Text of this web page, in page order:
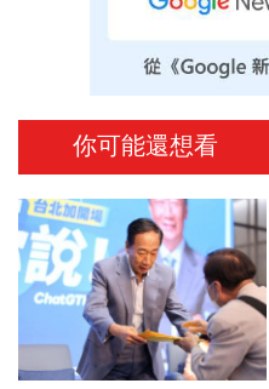
你可能還想看